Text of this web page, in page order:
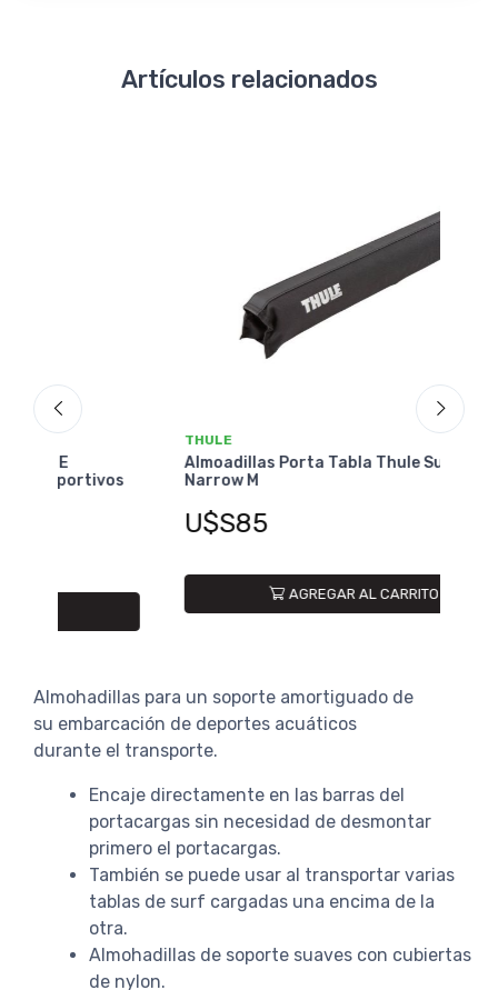
Artículos relacionados
Almoadillas Porta Tabla Thule Surf Pad
Narrow M
AGREGAR AL CARRITO
Almohadillas para un soporte amortiguado de
su embarcación de deportes acuáticos
durante el transporte.
Encaje directamente en las barras del
portacargas sin necesidad de desmontar
primero el portacargas.
También se puede usar al transportar varias
tablas de surf cargadas una encima de la
otra.
Almohadillas de soporte suaves con cubiertas
de nylon.